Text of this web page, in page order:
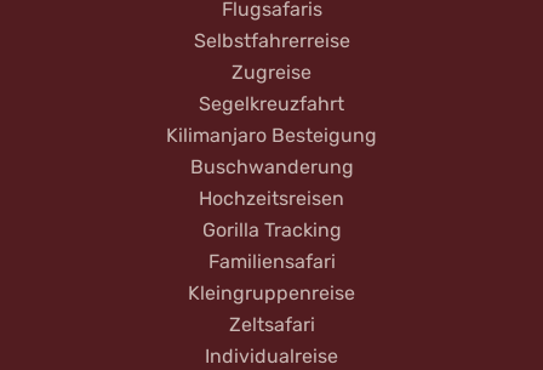
Flugsafaris
Selbstfahrerreise
Zugreise
Segelkreuzfahrt
Kilimanjaro Besteigung
Buschwanderung
Hochzeitsreisen
Gorilla Tracking
Familiensafari
Kleingruppenreise
Zeltsafari
Individualreise